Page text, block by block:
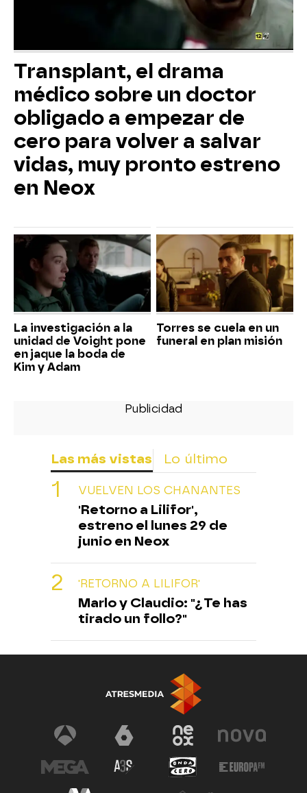
Transplant, el drama
médico sobre un doctor
obligado a empezar de
cero para volver a salvar
vidas, muy pronto estreno
en Neox
La investigación a la
unidad de Voight pone
en jaque la boda de
Kim y Adam
Torres se cuela en un
funeral en plan misión
Las más vistas Lo último
VUELVEN LOS CHANANTES
'Retorno a Lilifor',
estreno el lunes 29 de
junio en Neox
'RETORNO A LILIFOR'
Marlo y Claudio: "¿Te has
tirado un follo?"